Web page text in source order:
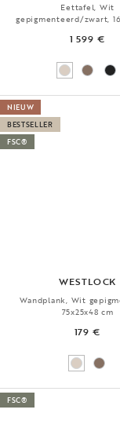
Eettafel, Wit
gepigmenteerd/zwart,
1 599 €
WESTLOCK
Wandplank, Wit
75x25x48 cm
179 €
NIEUW
BESTSELLER
FSC®
FSC®